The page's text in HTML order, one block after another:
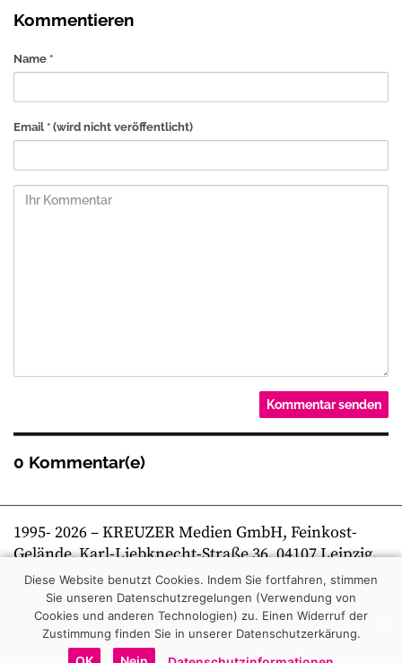
Kommentieren
Name *
Email * (wird nicht veröffentlicht)
0 Kommentar(e)
1995- 2026– KREUZER Medien GmbH, Feinkost-
Gelände, Karl-Liebknecht-Straße 36, 04107 Leipzig,
Telefon +49 341 269 80 0 | kreuzer online
Diese Website benutzt Cookies. Indem Sie fortfahren, stimmen
Sie unseren Datenschutzregelungen (Verwendung von
Cookies und anderen Technologien) zu. Einen Widerruf der
Zustimmung finden Sie in unserer Datenschutzerkärung.